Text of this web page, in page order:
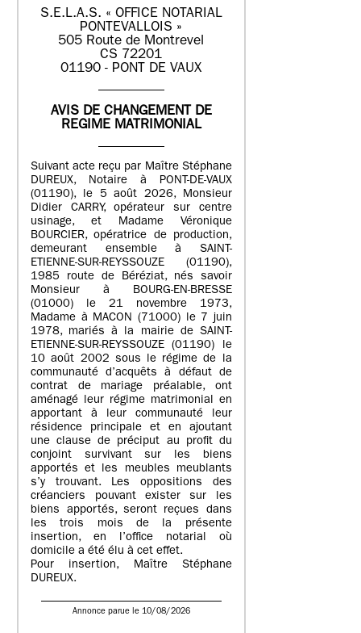
S.E.L.A.S. « OFFICE NOTARIAL
PONTEVALLOIS »
505 Route de Montrevel
CS 72201
01190 - PONT DE VAUX
AVIS DE CHANGEMENT DE
REGIME MATRIMONIAL
Suivant acte reçu par Maître Stéphane
DUREUX, Notaire à PONT-DE-VAUX
(01190), le 5 août 2026, Monsieur
Didier CARRY, opérateur sur centre
usinage, et Madame Véronique
BOURCIER, opératrice de production,
demeurant ensemble à SAINT-
ETIENNE-SUR-REYSSOUZE (01190),
1985 route de Béréziat, nés savoir
Monsieur à BOURG-EN-BRESSE
(01000) le 21 novembre 1973,
Madame à MACON (71000) le 7 juin
1978, mariés à la mairie de SAINT-
ETIENNE-SUR-REYSSOUZE (01190) le
10 août 2002 sous le régime de la
communauté d’acquêts à défaut de
contrat de mariage préalable, ont
aménagé leur régime matrimonial en
apportant à leur communauté leur
résidence principale et en ajoutant
une clause de préciput au profit du
conjoint survivant sur les biens
apportés et les meubles meublants
s’y trouvant. Les oppositions des
créanciers pouvant exister sur les
biens apportés, seront reçues dans
les trois mois de la présente
insertion, en l’office notarial où
domicile a été élu à cet effet.
Pour insertion, Maître Stéphane
DUREUX.
Annonce parue le 10/08/2026